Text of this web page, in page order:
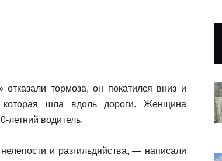
тормоза, он покатился вниз и
которая шла вдоль дороги. Женщина
летний водитель.
и разгильдяйства, — написали